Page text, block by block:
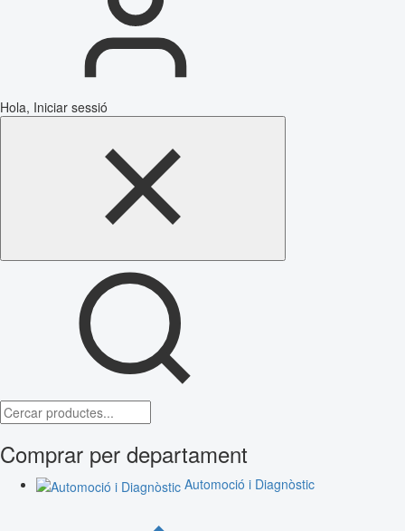
Hola, Iniciar sessió
Comprar per departament
Automoció i Diagnòstic